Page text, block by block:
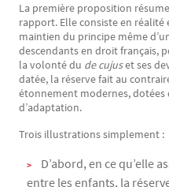
La première proposition
rapport. Elle consiste en réalité
maintien du principe même
descendants en droit français,
la volonté du de cujuset ses
datée, la réserve fait au
étonnement modernes, dotées
d’adaptation.
Trois illustrations simplement :
D’abord, en ce qu’elle
entre les enfants, la